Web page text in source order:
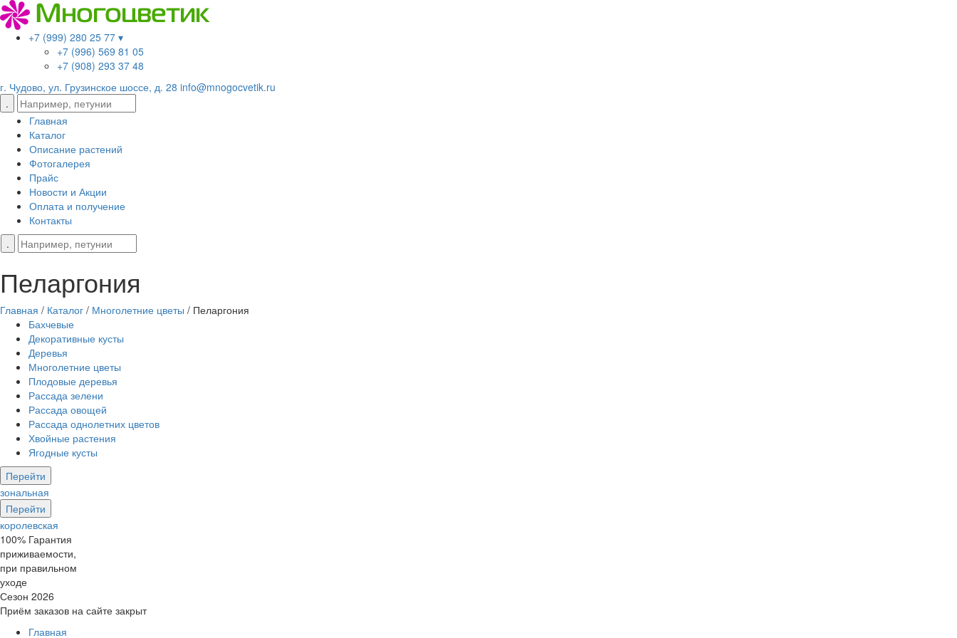
+7 (999) 280 25 77 ▾
+7 (996) 569 81 05
+7 (908) 293 37 48
г. Чудово, ул. Грузинское шоссе, д. 28 info@mnogocvetik.ru
Главная
Каталог
Описание растений
Фотогалерея
Прайс
Новости и Акции
Оплата и получение
Контакты
Пеларгония
Главная / Каталог / Многолетние цветы / Пеларгония
Бахчевые
Декоративные кусты
Деревья
Многолетние цветы
Плодовые деревья
Рассада зелени
Рассада овощей
Рассада однолетних цветов
Хвойные растения
Ягодные кусты
Перейти
зональная
Перейти
королевская
100% Гарантия
приживаемости,
при правильном
уходе
Сезон 2026
Приём заказов на сайте закрыт
Главная